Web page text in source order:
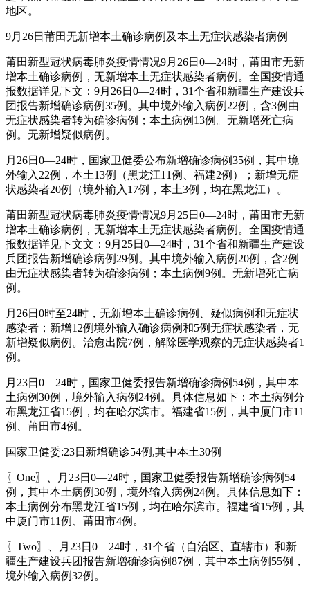
地区。
9月26日莆田无新增本土确诊病例及本土无症状感染者病例
莆田新型冠状病毒肺炎疫情情况9月26日0—24时，莆田市无新
增本土确诊病例，无新增本土无症状感染者病例。全国疫情通
报数据详见下文：9月26日0—24时，31个省和新疆生产建设兵
团报告新增确诊病例35例。其中境外输入病例22例，含3例由
无症状感染者转为确诊病例；本土病例13例。无新增死亡病
例。无新增疑似病例。
月26日0—24时，国家卫健委公布新增确诊病例35例，其中境
外输入22例，本土13例（黑龙江11例、福建2例）；新增无症
状感染者20例（境外输入17例，本土3例，均在黑龙江）。
莆田新型冠状病毒肺炎疫情情况9月25日0—24时，莆田市无新
增本土确诊病例，无新增本土无症状感染者病例。全国疫情通
报数据详见下文文：9月25日0—24时，31个省和新疆生产建设
兵团报告新增确诊病例29例。其中境外输入病例20例，含2例
由无症状感染者转为确诊病例；本土病例9例。无新增死亡病
例。
月26日0时至24时，无新增本土确诊病例、疑似病例和无症状
感染者；新增12例境外输入确诊病例和5例无症状感染者，无
新增疑似病例。治愈出院7例，解除医学观察的无症状感染者1
例。
月23日0—24时，国家卫健委报告新增确诊病例54例，其中本
土病例30例，境外输入病例24例。具体信息如下：本土病例分
布黑龙江省15例，均在哈尔滨市。福建省15例，其中厦门市11
例、莆田市4例。
国家卫健委:23日新增确诊54例,其中本土30例
〖One〗、月23日0—24时，国家卫健委报告新增确诊病例54
例，其中本土病例30例，境外输入病例24例。具体信息如下：
本土病例分布黑龙江省15例，均在哈尔滨市。福建省15例，其
中厦门市11例、莆田市4例。
〖Two〗、月23日0—24时，31个省（自治区、直辖市）和新
疆生产建设兵团报告新增确诊病例87例，其中本土病例55例，
境外输入病例32例。